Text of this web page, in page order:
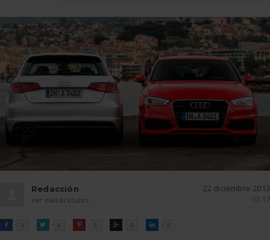
Redacción
ver más artículos
22 diciembre 2013
10:17

FACEBOOK
0 
TWITTER0 
PINTEREST
0 
GOOGLE0 
LINKEDIN
0